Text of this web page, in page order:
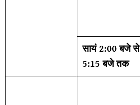
सायं 2:00 बजे से
5:15 बजे तक